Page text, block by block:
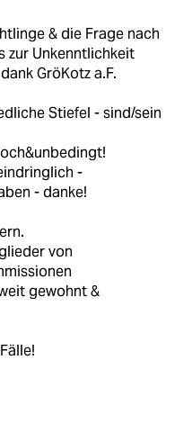
& die Frage nach
zur Unkenntlichkeit
GröKotz a.F.
Stiefel - sind/sein
-
- danke!
von
gewohnt &